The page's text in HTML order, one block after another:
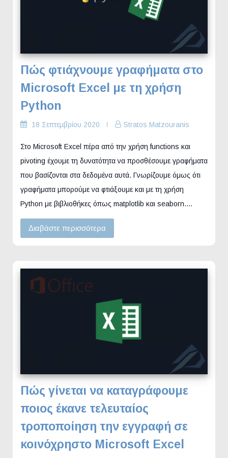
Πώς φτιάχνουμε γραφήματα στο
Microsoft Excel με τη χρήση
Python
18 Σεπτεμβρίου 2020 Stratos Matzouranis
Στο Microsoft Excel πέρα από την χρήση functions και
pivoting έχουμε τη δυνατότητα να προσθέσουμε γραφήματα
που βασίζονται στα δεδομένα αυτά. Γνωρίζουμε όμως ότι
γραφήματα μπορούμε να φτιάξουμε και με τη χρήση
Python με βιβλιοθήκες όπως matplotlib και seaborn.…
Διαβάστε περισσότερα
Πώς γίνεται να καταγράφουμε
ποιος έκανε τελευταίος
τροποποίηση την εγγραφή σε
κοινόχρηστο Microsoft Excel